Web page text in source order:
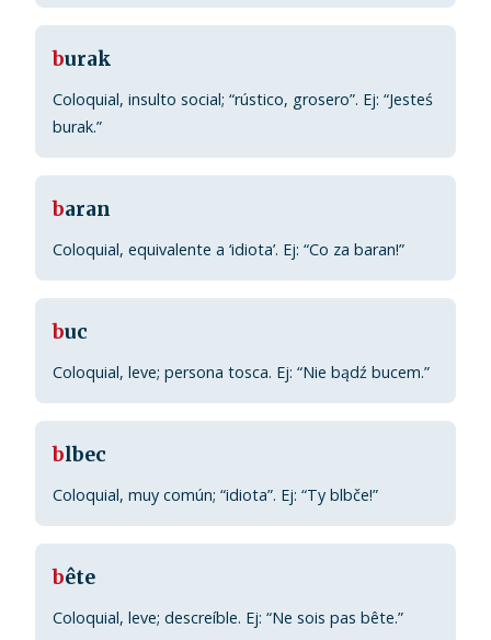
burak
Coloquial, insulto social; “rústico, grosero”. Ej: “Jesteś
burak.”
baran
Coloquial, equivalente a ‘idiota’. Ej: “Co za baran!”
buc
Coloquial, leve; persona tosca. Ej: “Nie bądź bucem.”
blbec
Coloquial, muy común; “idiota”. Ej: “Ty blbče!”
bête
Coloquial, leve; descreíble. Ej: “Ne sois pas bête.”